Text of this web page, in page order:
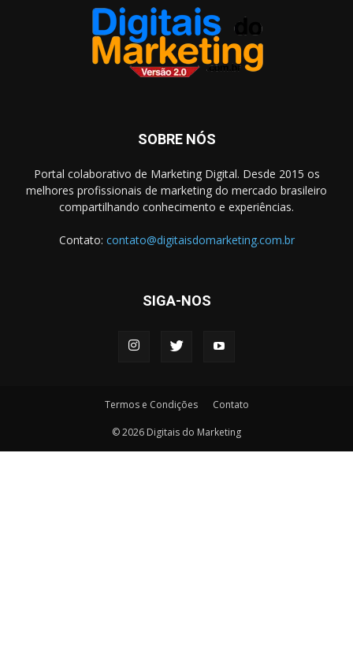
SOBRE NÓS
Portal colaborativo de Marketing Digital. Desde 2015 os
melhores profissionais de marketing do mercado brasileiro
compartilhando conhecimento e experiências.
Contato: contato@digitaisdomarketing.com.br
SIGA-NOS
Termos e Condições Contato
© 2026 Digitais do Marketing